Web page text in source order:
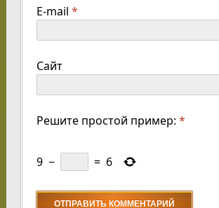
E-mail *
Сайт
Решите простой пример: *
9 − = 6